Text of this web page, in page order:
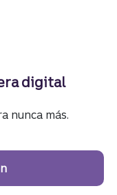
digital
nunca más.
sobre las